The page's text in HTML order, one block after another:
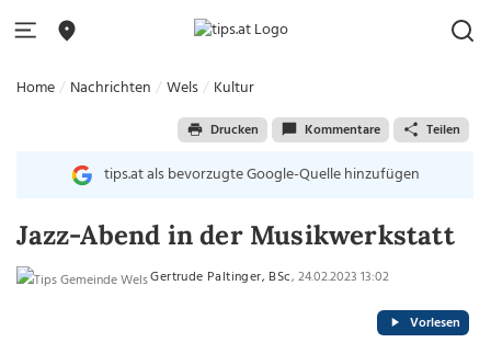
Home Nachrichten Wels Kultur
Drucken Kommentare Teilen
tips.at als bevorzugte Google-Quelle hinzufügen
Jazz-Abend in der Musikwerkstatt
Gertrude Paltinger, BSc, 24.02.2023 13:02
Vorlesen